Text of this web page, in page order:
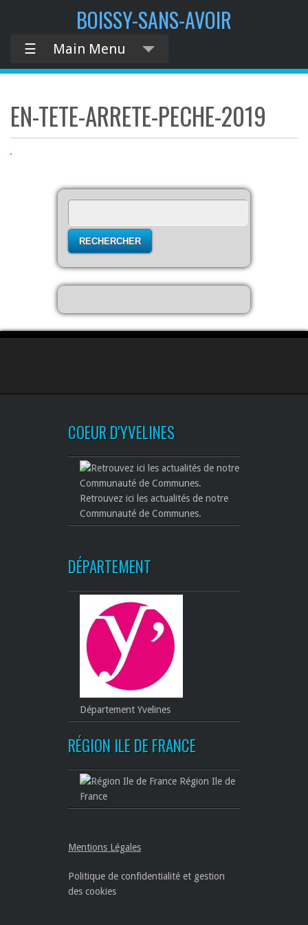
BOISSY-SANS-AVOIR
☰ Main Menu
EN-TETE-ARRETE-PECHE-2019
COEUR D'YVELINES
Retrouvez ici les actualités de notre
Communauté de Communes.
DÉPARTEMENT
Département Yvelines
RÉGION ILE DE FRANCE
Région Ile de
France
Mentions Légales
Politique de confidentialité et gestion
des cookies